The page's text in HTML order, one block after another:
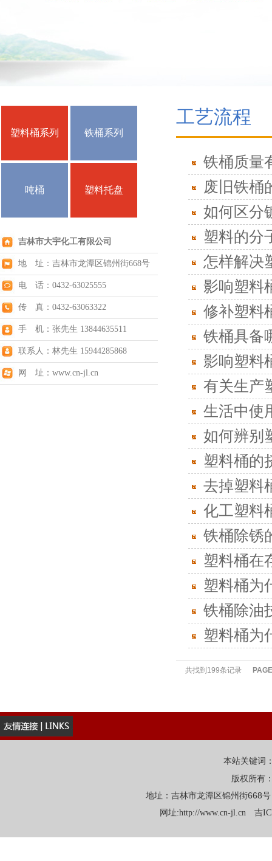
塑料桶系列 铁桶系列
吨桶 塑料托盘
吉林市大宇化工有限公司
地 址：吉林市龙潭区锦州街668号
电 话：0432-63025555
传 真：0432-63063322
手 机：张先生 13844635511
联系人：林先生 15944285868
网 址：www.cn-jl.cn
工艺流程
铁桶质量
废旧铁桶
如何区分
塑料的分
怎样解决
影响塑料
修补塑料
铁桶具备
影响塑料
有关生产
生活中使
如何辨别
塑料桶的
去掉塑料
化工塑料
铁桶除锈
塑料桶在
塑料桶为
铁桶除油
塑料桶为
共找到199条记录 PAGE
本站关键词
版权所有
地址：吉林市龙潭区锦州街
网址:http://www.cn-jl.cn 吉